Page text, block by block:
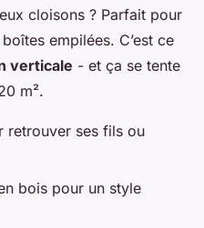
cloisons ? Parfait pour
empilées. C’est ce
verticale - et ça se tente
m².
retrouver ses fils ou
bois pour un style